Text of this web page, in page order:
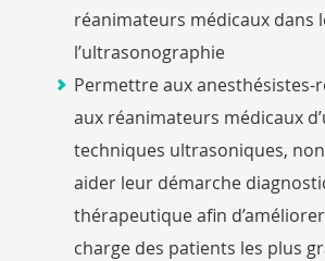
réanimateurs médicaux dans
l’ultrasonographie
Permettre aux anesthésistes-
aux réanimateurs médicaux
techniques ultrasoniques,
aider leur démarche
thérapeutique afin
charge des patients les plus